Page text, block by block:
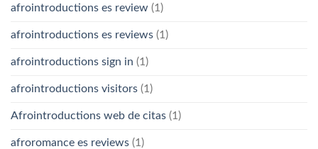
afrointroductions es review (1)
afrointroductions es reviews (1)
afrointroductions sign in (1)
afrointroductions visitors (1)
Afrointroductions web de citas (1)
afroromance es reviews (1)